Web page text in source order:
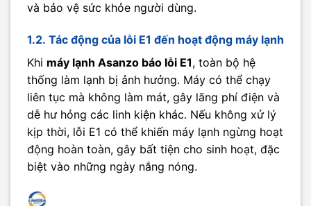
và bảo vệ sức khỏe người dùng.
1.2. Tác động của lỗi E1 đến hoạt động máy lạnh
Khi máy lạnh Asanzo báo lỗi E1, toàn bộ hệ
thống làm lạnh bị ảnh hưởng. Máy có thể chạy
liên tục mà không làm mát, gây lãng phí điện và
dễ hư hỏng các linh kiện khác. Nếu không xử lý
kịp thời, lỗi E1 có thể khiến máy lạnh ngừng hoạt
động hoàn toàn, gây bất tiện cho sinh hoạt, đặc
biệt vào những ngày nắng nóng.